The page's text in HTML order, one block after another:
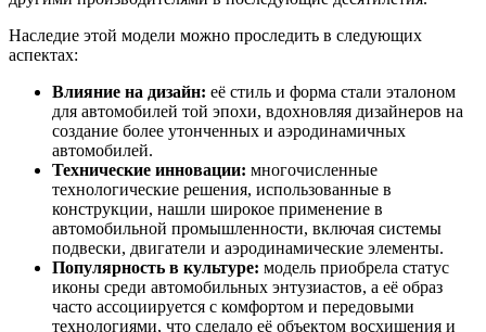
Наследие этой модели можно проследить в следующих
аспектах:
Влияние на дизайн: её стиль и форма стали эталоном
для автомобилей той эпохи, вдохновляя дизайнеров на
создание более утонченных и аэродинамичных
автомобилей.
Технические инновации: многочисленные
технологические решения, использованные в
конструкции, нашли широкое применение в
автомобильной промышленности, включая системы
подвески, двигатели и аэродинамические элементы.
Популярность в культуре: модель приобрела статус
иконы среди автомобильных энтузиастов, а её образ
часто ассоциируется с комфортом и передовыми
технологиями, что сделало её объектом восхищения и